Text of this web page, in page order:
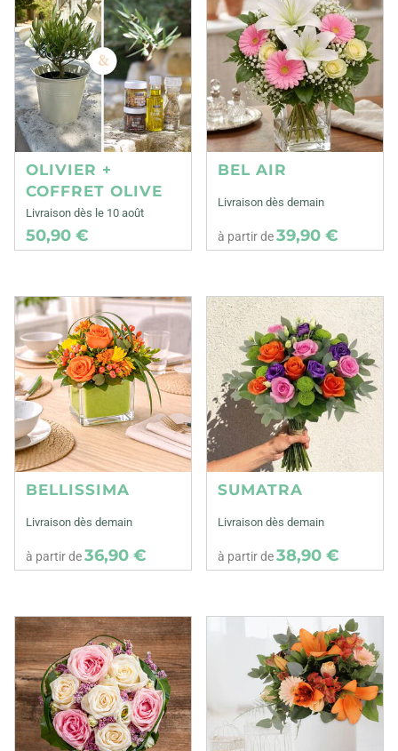
OLIVIER +
COFFRET OLIVE
Livraison dès le 10 août
50,90 €
BEL AIR
Livraison dès demain
à partir de39,90 €
BELLISSIMA
Livraison dès demain
à partir de36,90 €
SUMATRA
Livraison dès demain
à partir de38,90 €